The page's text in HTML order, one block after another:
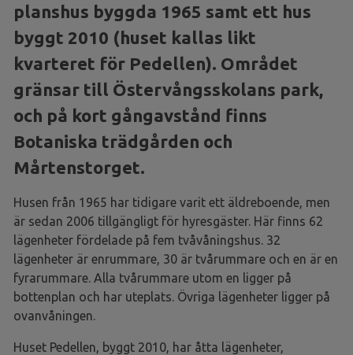
planshus byggda 1965 samt ett hus
byggt 2010 (huset kallas likt
kvarteret för Pedellen). Området
gränsar till Östervångsskolans park,
och på kort gångavstånd finns
Botaniska trädgården och
Mårtenstorget.
Husen från 1965 har tidigare varit ett äldreboende, men
är sedan 2006 tillgängligt för hyresgäster. Här finns 62
lägenheter fördelade på fem tvåvåningshus. 32
lägenheter är enrummare, 30 är tvårummare och en är en
fyrarummare. Alla tvårummare utom en ligger på
bottenplan och har uteplats. Övriga lägenheter ligger på
ovanvåningen.
Huset Pedellen, byggt 2010, har åtta lägenheter,